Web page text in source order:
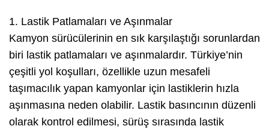
1. Lastik Patlamaları ve Aşınmalar
Kamyon sürücülerinin en sık karşılaştığı sorunlardan
biri lastik patlamaları ve aşınmalardır. Türkiye’nin
çeşitli yol koşulları, özellikle uzun mesafeli
taşımacılık yapan kamyonlar için lastiklerin hızla
aşınmasına neden olabilir. Lastik basıncının düzenli
olarak kontrol edilmesi, sürüş sırasında lastik